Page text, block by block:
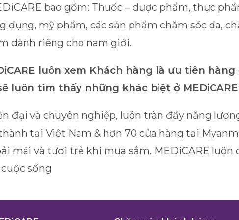
bao gồm: Thuốc – dược phẩm, thực
dụng, mỹ phẩm, các sản phẩm chăm sóc da,
dành riêng cho nam giới.
luôn xem Khách hàng là ưu tiên
luôn tìm thấy những khác biệt ở
đại và chuyên nghiệp, luôn tràn đầy năng
tại Việt Nam & hơn 70 cửa hàng tại
mái và tươi trẻ khi mua sắm. MEDiCARE luôn
sống